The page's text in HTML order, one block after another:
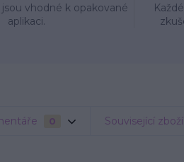
vhodné k opakované
aplikaci.
0 Související zboží